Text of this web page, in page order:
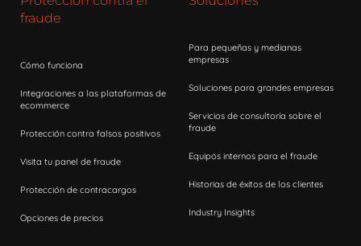
fraude
Cómo funciona
Integraciones a las plataformas de
ecommerce
Protección contra falsos positivos
Visita tu panel de fraude
Protección de contracargos
Opciones de precios
Para pequeñas y medianas
empresas
Soluciones para grandes empresas
Servicios de consultoría sobre el
fraude
Equipos internos para el fraude
Historias de éxitos de los clientes
Industry Insights